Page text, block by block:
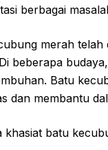
berbagai
merah
beberapa
Batu
dan membantu
khasiat batu